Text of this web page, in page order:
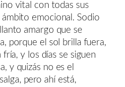
vital con todas sus
emocional. Sodio
amargo que se
porque el sol brilla fuera,
fría, y los días se siguen
y quizás no es el
pero ahí está,